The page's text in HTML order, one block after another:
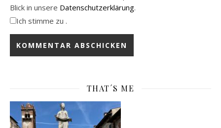
Blick in unsere Datenschutzerklärung.
Ich stimme zu .
THAT´S ME